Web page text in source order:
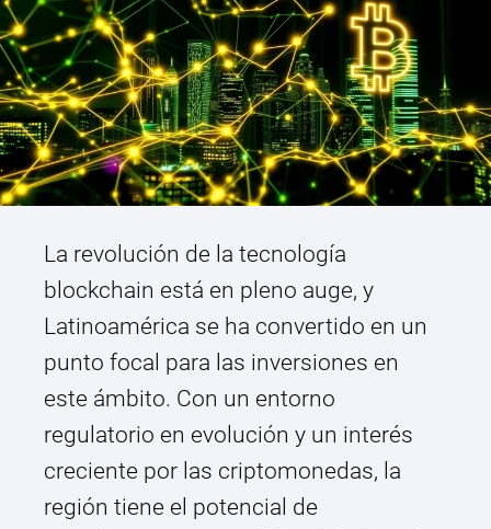
La revolución de la tecnología
blockchain está en pleno auge, y
Latinoamérica se ha convertido en un
punto focal para las inversiones en
este ámbito. Con un entorno
regulatorio en evolución y un interés
creciente por las criptomonedas, la
región tiene el potencial de